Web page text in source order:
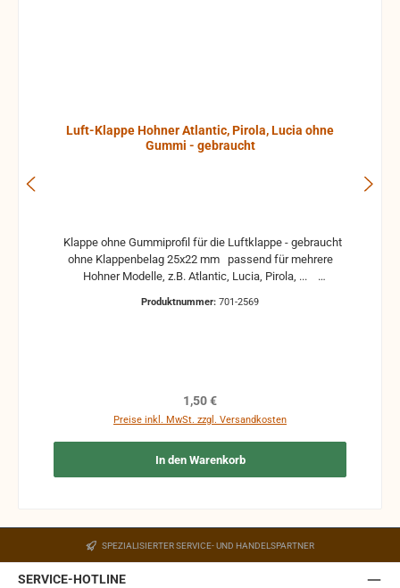
Luft-Klappe Hohner Atlantic, Pirola, Lucia ohne
Gummi - gebraucht
ohne Klappenbelag 25x22 mm passend für mehrere
Hohner Modelle, z.B. Atlantic, Lucia, Pirola, ...
Funktion nicht mehr gewährleistet werden und die
Produktnummer: 701-2569
Regulärer Preis:
1,50 €
Preise inkl. MwSt. zzgl. Versandkosten
In den Warenkorb
SPEZIALISIERTER SERVICE- UND HANDELSPARTNER
SERVICE-HOTLINE